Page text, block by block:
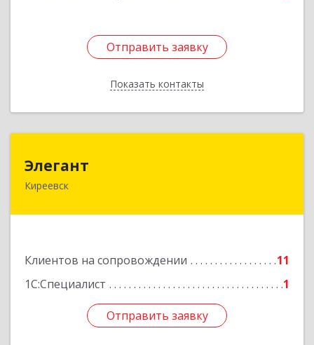
Отправить заявку
Показать контакты
Отправить заявку
Назад
Элегант
Киреевск
Клиентов на сопровождении
11
1С:Специалист
1
Отправить заявку
301262, Тульская обл, Киреевск г, Чехова ул,
Отправить заявку